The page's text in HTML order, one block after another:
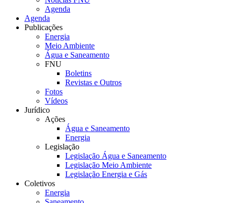
Agenda
Agenda
Publicações
Energia
Meio Ambiente
Água e Saneamento
FNU
Boletins
Revistas e Outros
Fotos
Vídeos
Jurídico
Ações
Água e Saneamento
Energia
Legislação
Legislação Água e Saneamento
Legislação Meio Ambiente
Legislação Energia e Gás
Coletivos
Energia